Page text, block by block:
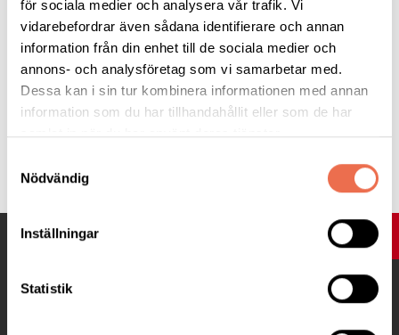
för sociala medier och analysera vår trafik. Vi
vidarebefordrar även sådana identifierare och annan
information från din enhet till de sociala medier och
annons- och analysföretag som vi samarbetar med.
Dessa kan i sin tur kombinera informationen med annan
information som du har tillhandahållit eller som de har
samlat in när du har använt deras tjänster.
Nödvändig
Inställningar
Statistik
Reddvägen 16 Ronneby
Obs har flyttat och finns vid Ronneby Golfbana
UPP